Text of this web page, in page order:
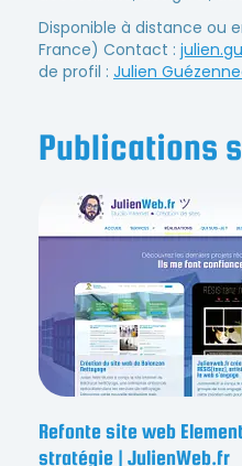
Disponible à distance ou
France) Contact :
de profil : Julien
Publications
Refonte site web
stratégie | JulienWeb.fr